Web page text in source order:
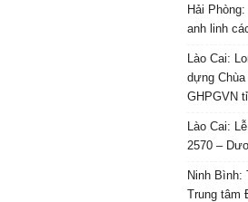
Hải
anh linh
Lào Cai:
dựng
GHPGVN
Lào Cai:
2570 –
Ninh Bình:
Trung tâm